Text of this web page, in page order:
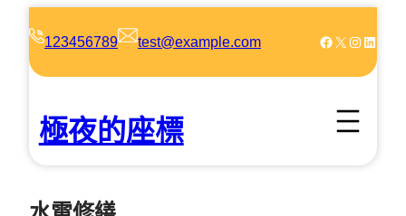
123456789 test@example.com Facebook X Instagram LinkedIn
極夜的座標